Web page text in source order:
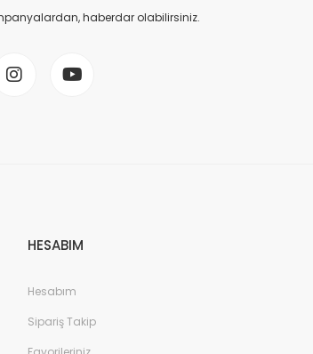
haberdar olabilirsiniz.
HESABIM
Hesabım
Sipariş Takip